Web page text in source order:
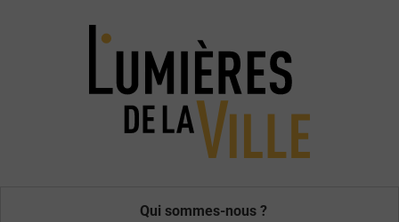
Qui sommes-nous ?